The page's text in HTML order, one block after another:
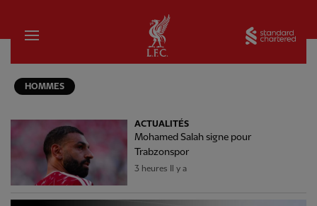
Domicile
HOMMES
ACTUALITÉS
Mohamed Salah signe pour
Trabzonspor
3 heures Il y a